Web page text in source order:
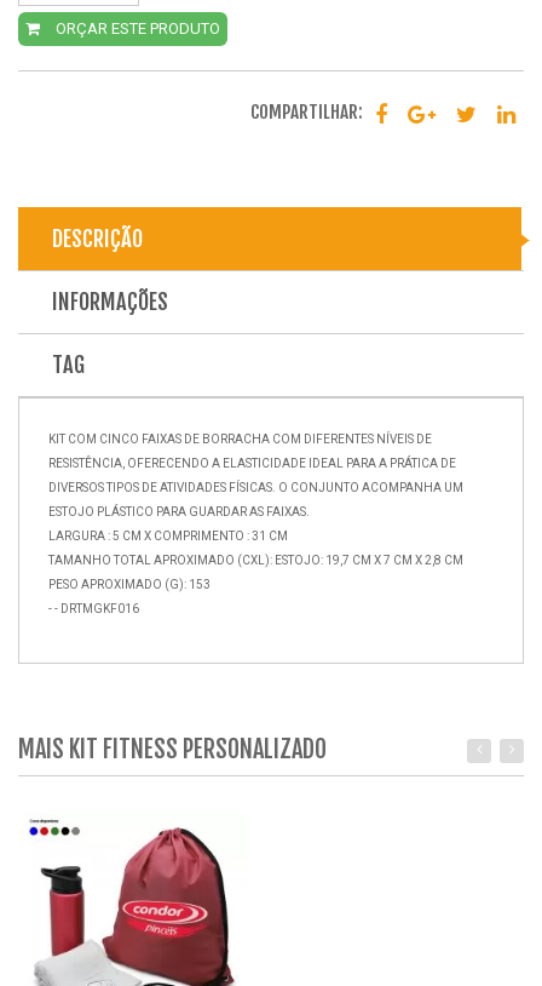
ORÇAR ESTE PRODUTO
COMPARTILHAR:
DESCRIÇÃO
INFORMAÇÕES
TAG
KIT COM CINCO FAIXAS DE BORRACHA COM DIFERENTES NÍVEIS DE
RESISTÊNCIA, OFERECENDO A ELASTICIDADE IDEAL PARA A PRÁTICA DE
DIVERSOS TIPOS DE ATIVIDADES FÍSICAS. O CONJUNTO ACOMPANHA UM
ESTOJO PLÁSTICO PARA GUARDAR AS FAIXAS.
LARGURA : 5 CM X COMPRIMENTO : 31 CM
TAMANHO TOTAL APROXIMADO (CXL): ESTOJO: 19,7 CM X 7 CM X 2,8 CM
PESO APROXIMADO (G): 153
- - DRTMGKF016
MAIS KIT FITNESS PERSONALIZADO